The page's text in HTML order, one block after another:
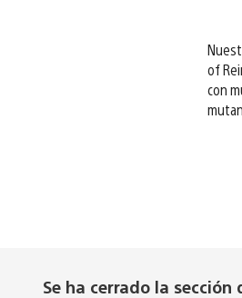
of
con
Se ha cerrado la sección